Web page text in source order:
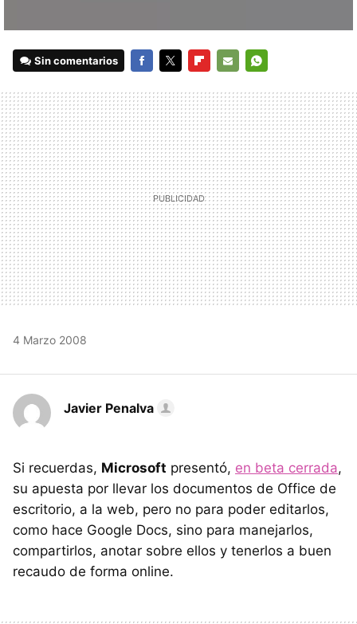
Sin comentarios
MAIL
4 Marzo 2008
Javier Penalva
Si recuerdas, Microsoft presentó, en beta cerrada,
su apuesta por llevar los documentos de Office de
escritorio, a la web, pero no para poder editarlos,
como hace Google Docs, sino para manejarlos,
compartirlos, anotar sobre ellos y tenerlos a buen
recaudo de forma online.